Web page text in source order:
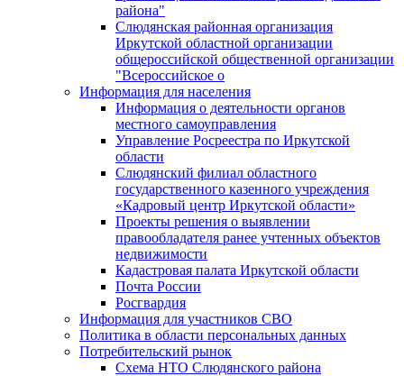
района"
Слюдянская районная организация
Иркутской областной организации
общероссийской общественной организации
"Всероссийское о
Информация для населения
Информация о деятельности органов
местного самоуправления
Управление Росреестра по Иркутской
области
Слюдянский филиал областного
государственного казенного учреждения
«Кадровый центр Иркутской области»
Проекты решения о выявлении
правообладателя ранее учтенных объектов
недвижимости
Кадастровая палата Иркутской области
Почта России
Росгвардия
Информация для участников СВО
Политика в области персональных данных
Потребительский рынок
Схема НТО Слюдянского района